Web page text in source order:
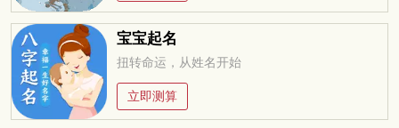
宝宝起名
扭转命运，从姓名开始
立即测算